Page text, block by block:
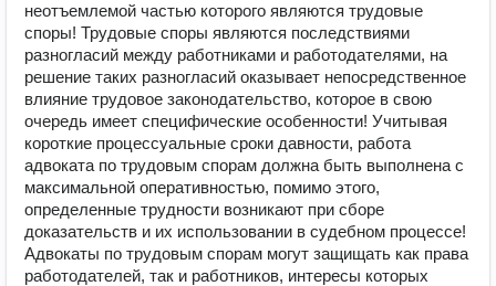
неотъемлемой частью которого являются трудовые
споры! Трудовые споры являются последствиями
разногласий между работниками и работодателями, на
решение таких разногласий оказывает непосредственное
влияние трудовое законодательство, которое в свою
очередь имеет специфические особенности! Учитывая
короткие процессуальные сроки давности, работа
адвоката по трудовым спорам должна быть выполнена с
максимальной оперативностью, помимо этого,
определенные трудности возникают при сборе
доказательств и их использовании в судебном процессе!
Адвокаты по трудовым спорам могут защищать как права
работодателей, так и работников, интересы которых